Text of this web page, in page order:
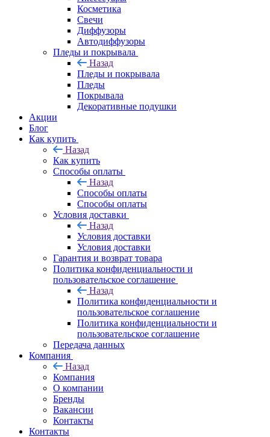
Косметика
Свечи
Диффузоры
Автодиффузоры
Пледы и покрывала
Назад
Пледы и покрывала
Пледы
Покрывала
Декоративные подушки
Акции
Блог
Как купить
Назад
Как купить
Способы оплаты
Назад
Способы оплаты
Способы оплаты
Условия доставки
Назад
Условия доставки
Условия доставки
Гарантия и возврат товара
Политика конфиденциальности и
пользовательское соглашение
Назад
Политика конфиденциальности и
пользовательское соглашение
Политика конфиденциальности и
пользовательское соглашение
Передача данных
Компания
Назад
Компания
О компании
Бренды
Вакансии
Контакты
Контакты